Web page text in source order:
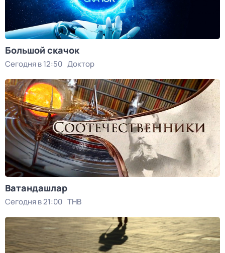
Большой скачок
Сегодня в 12:50 Доктор
Ватандашлар
Сегодня в 21:00 ТНВ